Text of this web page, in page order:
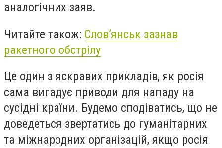
аналогічних заяв.
Читайте також: Слов’янськ зазнав
ракетного обстрілу
Це один з яскравих прикладів, як росія
сама вигадує приводи для нападу на
сусідні країни. Будемо сподіватись, що не
доведеться звертатись до гуманітарних
та міжнародних організацій, якщо росія